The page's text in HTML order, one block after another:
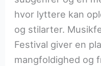
hvor lyttere kan
og stilarter.
Festival giver en
mangfoldighed og